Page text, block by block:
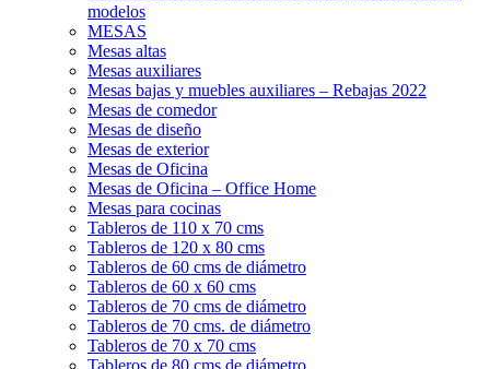
modelos
MESAS
Mesas altas
Mesas auxiliares
Mesas bajas y muebles auxiliares – Rebajas 2022
Mesas de comedor
Mesas de diseño
Mesas de exterior
Mesas de Oficina
Mesas de Oficina – Office Home
Mesas para cocinas
Tableros de 110 x 70 cms
Tableros de 120 x 80 cms
Tableros de 60 cms de diámetro
Tableros de 60 x 60 cms
Tableros de 70 cms de diámetro
Tableros de 70 cms. de diámetro
Tableros de 70 x 70 cms
Tableros de 80 cms de diámetro